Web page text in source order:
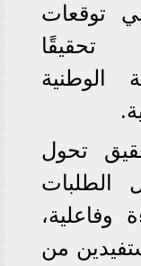
توقعات
تحقيقًا
الوطنية
تحول
الطلبات
وفاعلية،
من